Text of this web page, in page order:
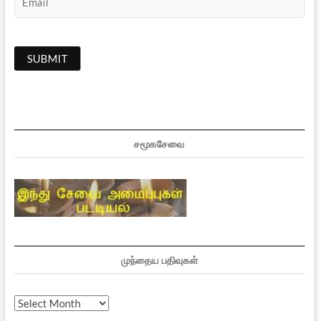
சமூகசேவை
முந்தைய பதிவுகள்
முந்தைய